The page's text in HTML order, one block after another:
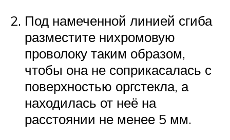
Под намеченной линией сгиба
разместите нихромовую
проволоку таким образом,
чтобы она не соприкасалась с
поверхностью оргстекла, а
находилась от неё на
расстоянии не менее 5 мм.